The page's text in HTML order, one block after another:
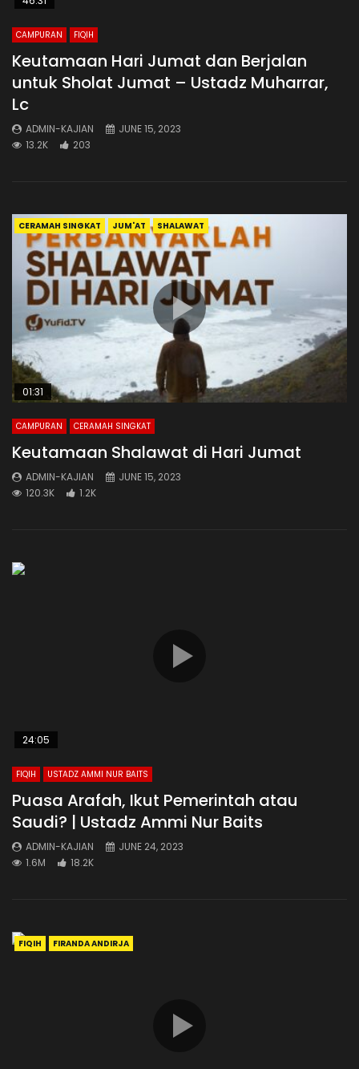
CAMPURAN FIQIH
Keutamaan Hari Jumat dan Berjalan
untuk Sholat Jumat – Ustadz Muharrar,
Lc
ADMIN-KAJIAN
JUNE 15, 2023
13.2K
203
CERAMAH SINGKAT JUM'AT SHALAWAT
01:31
CAMPURAN CERAMAH SINGKAT
Keutamaan Shalawat di Hari Jumat
ADMIN-KAJIAN
JUNE 15, 2023
120.3K
1.2K
24:05
FIQIH USTADZ AMMI NUR BAITS
Puasa Arafah, Ikut Pemerintah atau
Saudi? | Ustadz Ammi Nur Baits
ADMIN-KAJIAN
JUNE 24, 2023
1.6M
18.2K
FIQIH FIRANDA ANDIRJA